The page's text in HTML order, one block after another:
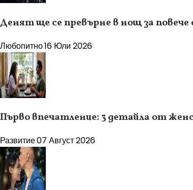
Денят ще се превърне в нощ за
Любопитно16 Юли 2026
Първо впечатление: 3 детайла от
Развитие07 Август 2026